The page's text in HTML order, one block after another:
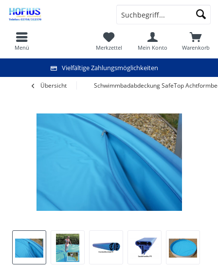
Vielfältige Zahlungsmöglichkeiten
Warenkorb
Merkzettel Mein Konto
Menü
Übersicht Schwimmbadabdeckung SafeTop